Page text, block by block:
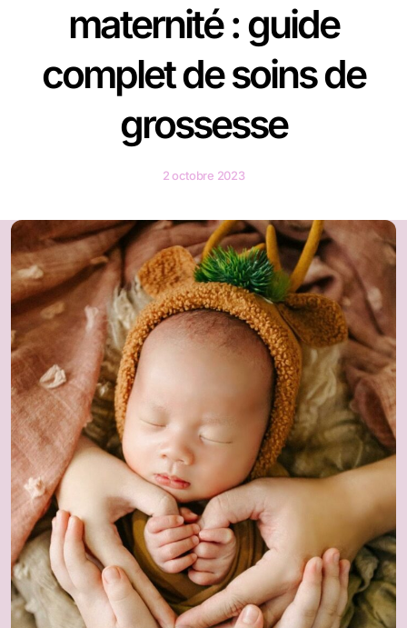
maternité : guide
complet de soins de
grossesse
2 octobre 2023